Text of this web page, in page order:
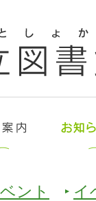
ント
イ